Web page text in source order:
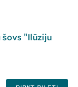
"Ilūziju